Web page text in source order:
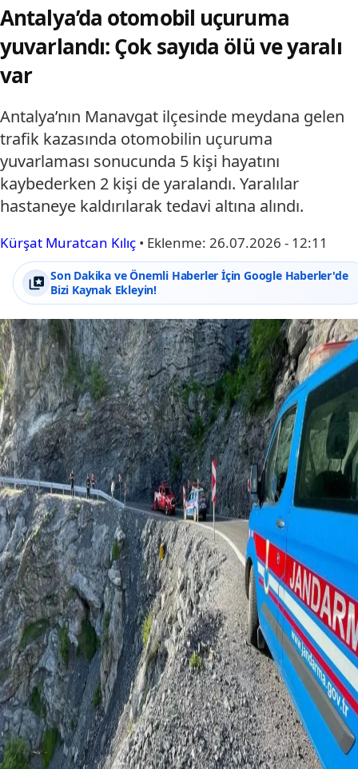
Antalya’da otomobil uçuruma
yuvarlandı: Çok sayıda ölü ve yaralı
var
Antalya’nın Manavgat ilçesinde meydana gelen
trafik kazasında otomobilin uçuruma
yuvarlaması sonucunda 5 kişi hayatını
kaybederken 2 kişi de yaralandı. Yaralılar
hastaneye kaldırılarak tedavi altına alındı.
Kürşat Muratcan Kılıç • Eklenme: 26.07.2026 - 12:11
Son Dakika ve Önemli Haberler İçin Google Haberler'de
Bizi Kaynak Ekleyin!